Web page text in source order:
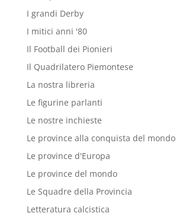
I grandi Derby
I mitici anni '80
Il Football dei Pionieri
Il Quadrilatero Piemontese
La nostra libreria
Le figurine parlanti
Le nostre inchieste
Le province alla conquista del mondo
Le province d'Europa
Le province del mondo
Le Squadre della Provincia
Letteratura calcistica